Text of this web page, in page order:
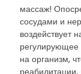
массаж!
сосудами и
воздействует
регулирующее
на организм,